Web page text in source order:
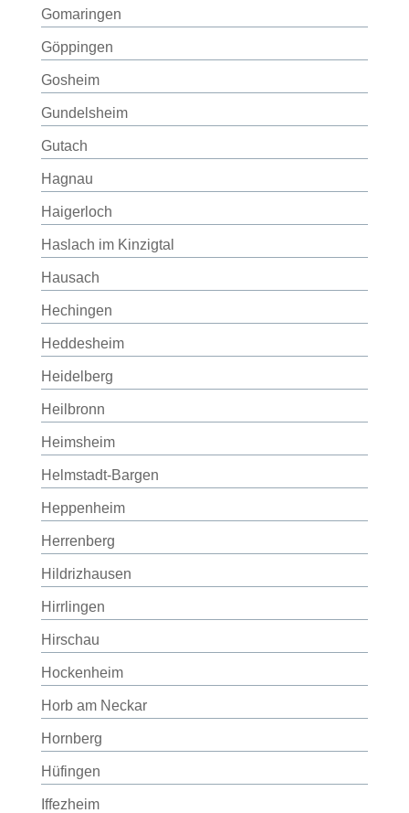
Gomaringen
Göppingen
Gosheim
Gundelsheim
Gutach
Hagnau
Haigerloch
Haslach im Kinzigtal
Hausach
Hechingen
Heddesheim
Heidelberg
Heilbronn
Heimsheim
Helmstadt-Bargen
Heppenheim
Herrenberg
Hildrizhausen
Hirrlingen
Hirschau
Hockenheim
Horb am Neckar
Hornberg
Hüfingen
Iffezheim